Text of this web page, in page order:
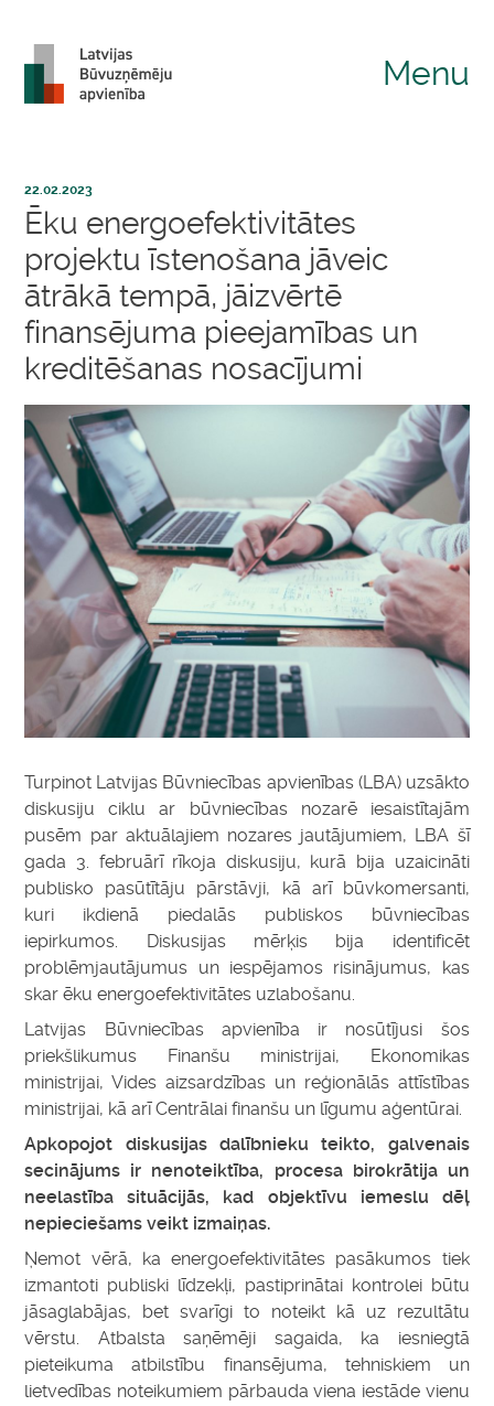
Menu
22.02.2023
Ēku energoefektivitātes
projektu īstenošana jāveic
ātrākā tempā, jāizvērtē
finansējuma pieejamības un
kreditēšanas nosacījumi
Turpinot Latvijas Būvniecības apvienības (LBA) uzsākto
diskusiju ciklu ar būvniecības nozarē iesaistītajām
pusēm par aktuālajiem nozares jautājumiem, LBA šī
gada 3. februārī rīkoja diskusiju, kurā bija uzaicināti
publisko pasūtītāju pārstāvji, kā arī būvkomersanti,
kuri ikdienā piedalās publiskos būvniecības
iepirkumos. Diskusijas mērķis bija identificēt
problēmjautājumus un iespējamos risinājumus, kas
skar ēku energoefektivitātes uzlabošanu.
Latvijas Būvniecības apvienība ir nosūtījusi šos
priekšlikumus Finanšu ministrijai, Ekonomikas
ministrijai, Vides aizsardzības un reģionālās attīstības
ministrijai, kā arī Centrālai finanšu un līgumu aģentūrai.
Apkopojot diskusijas dalībnieku teikto, galvenais
secinājums ir nenoteiktība, procesa birokrātija un
neelastība situācijās, kad objektīvu iemeslu dēļ
nepieciešams veikt izmaiņas.
Ņemot vērā, ka energoefektivitātes pasākumos tiek
izmantoti publiski līdzekļi, pastiprinātai kontrolei būtu
jāsaglabājas, bet svarīgi to noteikt kā uz rezultātu
vērstu. Atbalsta saņēmēji sagaida, ka iesniegtā
pieteikuma atbilstību finansējuma, tehniskiem un
lietvedības noteikumiem pārbauda viena iestāde vienu